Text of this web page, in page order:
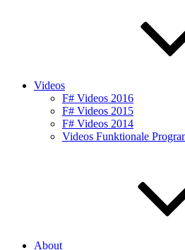
Videos
F# Videos 2016
F# Videos 2015
F# Videos 2014
Videos Funktionale
About